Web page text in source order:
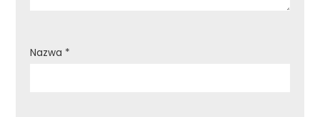
Nazwa *